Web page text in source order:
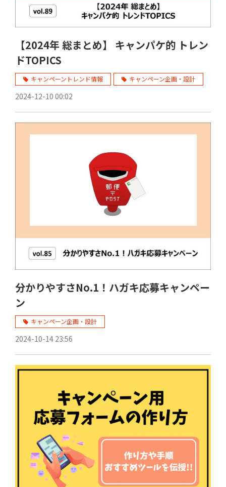
【2024年 総まとめ】 キャンパケ的 トレン
ドTOPICS
キャンペーントレンド情報 キャンペーン企画・設計
2024-12-10 00:02
分かりやすさNo.1！ハガキ応募キャンペー
ン
キャンペーン企画・設計
2024-10-14 23:56